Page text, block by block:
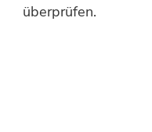
überprüfen.